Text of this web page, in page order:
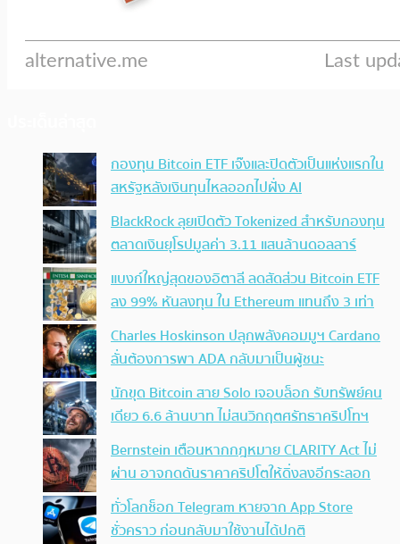
กองทุน Bitcoin ETF เจ๊งและปิดตัวเป็นแห่งแรกใน
สหรัฐหลังเงินทุนไหลออกไปฝั่ง AI
BlackRock ลุยเปิดตัว Tokenized สำหรับกองทุน
ตลาดเงินยุโรปมูลค่า 3.11 แสนล้านดอลลาร์
แบงก์ใหญ่สุดของอิตาลี ลดสัดส่วน Bitcoin ETF
ลง 99% หันลงทุน ใน Ethereum แทนถึง 3 เท่า
Charles Hoskinson ปลุกพลังคอมมูฯ Cardano
ลั่นต้องการพา ADA กลับมาเป็นผู้ชนะ
นักขุด Bitcoin สาย Solo เจอบล็อก รับทรัพย์คน
เดียว 6.6 ล้านบาท ไม่สนวิกฤตศรัทธาคริปโทฯ
Bernstein เตือนหากกฎหมาย CLARITY Act ไม่
ผ่าน อาจกดดันราคาคริปโตให้ดิ่งลงอีกระลอก
ทั่วโลกช็อก Telegram หายจาก App Store
ชั่วคราว ก่อนกลับมาใช้งานได้ปกติ